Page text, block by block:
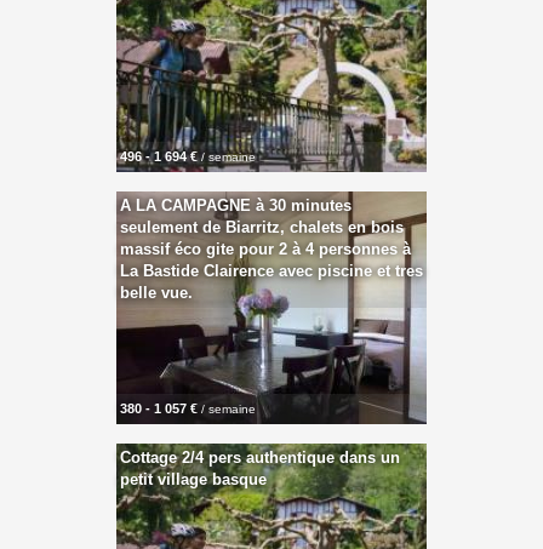
496 - 1 694 €/ semaine
A LA CAMPAGNE à 30 minutes
seulement de Biarritz, chalets en bois
massif éco gite pour 2 à 4 personnes à
La Bastide Clairence avec piscine et tres
belle vue.
380 - 1 057 € / semaine
Cottage 2/4 pers authentique dans un
petit village basque